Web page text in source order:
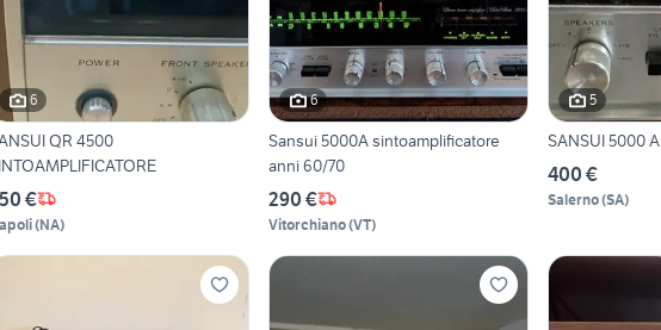
6
QR 4500
€
(NA)
6
Sansui 5000A sintoamplificatore
anni 60/70
290 €
Vitorchiano(VT)
5
SANSUI 5000 A
400 €
Salerno(SA)